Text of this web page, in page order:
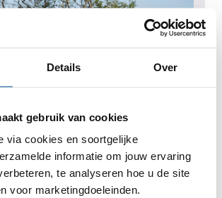
Details Over
gebruik van cookies
via cookies en soortgelijke
informatie om jouw ervaring
te analyseren hoe u de site
voor marketingdoeleinden.
het duin